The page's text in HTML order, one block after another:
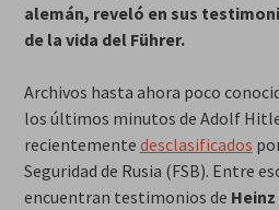
alemán, reveló en sus
de la vida del Führer.
Archivos hasta ahora poco
los últimos minutos de Adolf
recientemente desclasificados
Seguridad de Rusia (FSB). Entre
encuentran testimonios de